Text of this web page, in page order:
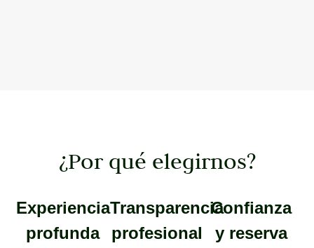
¿Por qué elegirnos?
Experiencia
profunda
Transparencia
profesional
Confianza
y reserva